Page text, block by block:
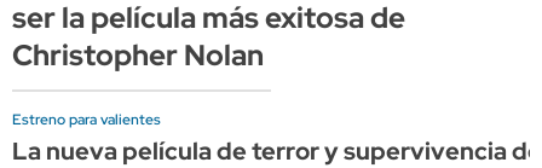
ser la película más exitosa de
Christopher Nolan
Estreno para valientes
La nueva película de terror y supervivencia